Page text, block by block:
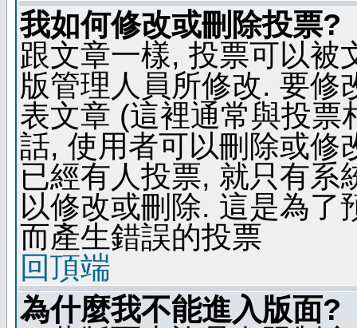
我如何修改或刪除投票?
跟文章一樣, 投票可以被
版管理人員所修改. 要修
表文章 (這裡通常與投票
話, 使用者可以刪除或修
已經有人投票, 就只有系
以修改或刪除. 這是為了
而產生錯誤的投票
回頂端
為什麼我不能進入版面?